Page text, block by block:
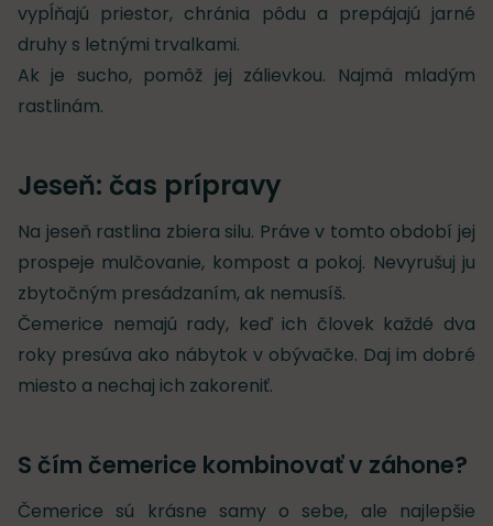
vypĺňajú priestor, chránia pôdu a prepájajú jarné
druhy s letnými trvalkami.
Ak je sucho, pomôž jej zálievkou. Najmä mladým
rastlinám.
Jeseň: čas prípravy
Na jeseň rastlina zbiera silu. Práve v tomto období jej
prospeje mulčovanie, kompost a pokoj. Nevyrušuj ju
zbytočným presádzaním, ak nemusíš.
Čemerice nemajú rady, keď ich človek každé dva
roky presúva ako nábytok v obývačke. Daj im dobré
miesto a nechaj ich zakoreniť.
S čím čemerice kombinovať v záhone?
Čemerice sú krásne samy o sebe, ale najlepšie